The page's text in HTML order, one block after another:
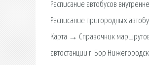
Расписание автобусов
Расписание пригородных
Карта → Справочник
автостанции г. Бор